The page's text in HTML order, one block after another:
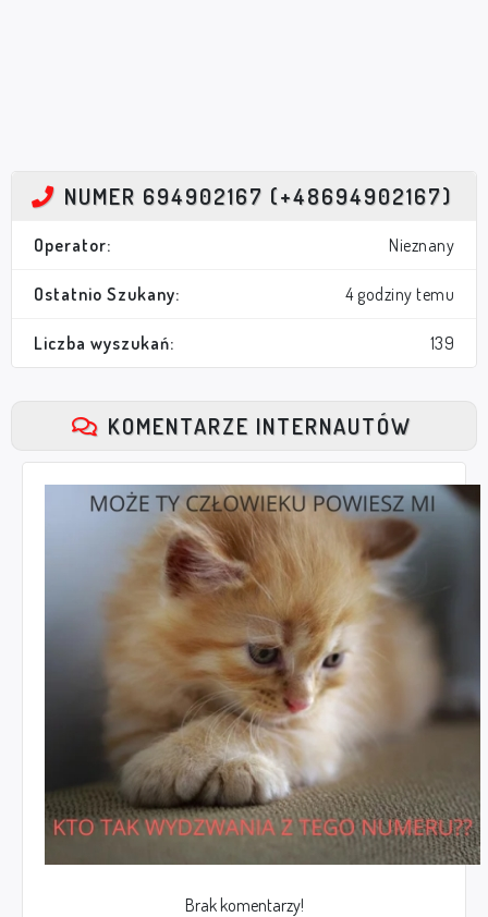
NUMER 694902167 (+48694902167)
Operator: Nieznany
Ostatnio Szukany: 4 godziny temu
Liczba wyszukań: 139
KOMENTARZE INTERNAUTÓW
Brak komentarzy!